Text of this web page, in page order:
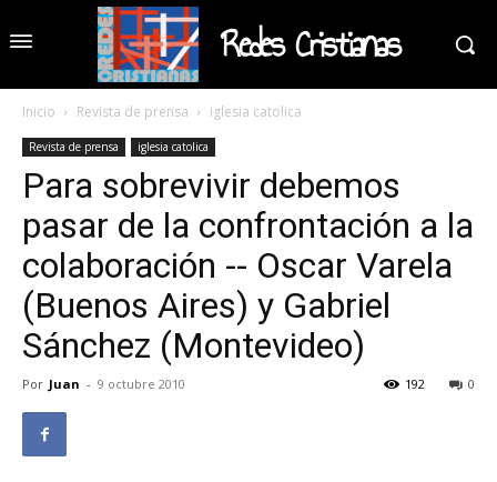
Redes Cristianas
Inicio Revista de prensa iglesia catolica
Revista de prensa iglesia catolica
Para sobrevivir debemos
pasar de la confrontación a la
colaboración -- Oscar Varela
(Buenos Aires) y Gabriel
Sánchez (Montevideo)
Por Juan - 9 octubre 2010 0
192